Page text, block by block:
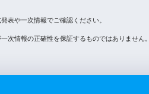
表や一次情報でご確認ください。
次情報の正確性を保証するものではありません。